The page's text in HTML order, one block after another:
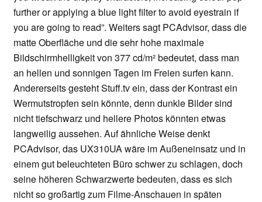
further or applying a blue light filter to avoid eyestrain if
you are going to read”. Weiters sagt PCAdvisor, dass die
matte Oberfläche und die sehr hohe maximale
Bildschirmhelligkeit von 377 cd/m² bedeutet, dass man
an hellen und sonnigen Tagen im Freien surfen kann.
Andererseits gesteht Stuff.tv ein, dass der Kontrast ein
Wermutstropfen sein könnte, denn dunkle Bilder sind
nicht tiefschwarz und hellere Photos könnten etwas
langweilig aussehen. Auf ähnliche Weise denkt
PCAdvisor, das UX310UA wäre im Außeneinsatz und in
einem gut beleuchteten Büro schwer zu schlagen, doch
seine höheren Schwarzwerte bedeuten, dass es sich
nicht so großartig zum Filme-Anschauen in späten